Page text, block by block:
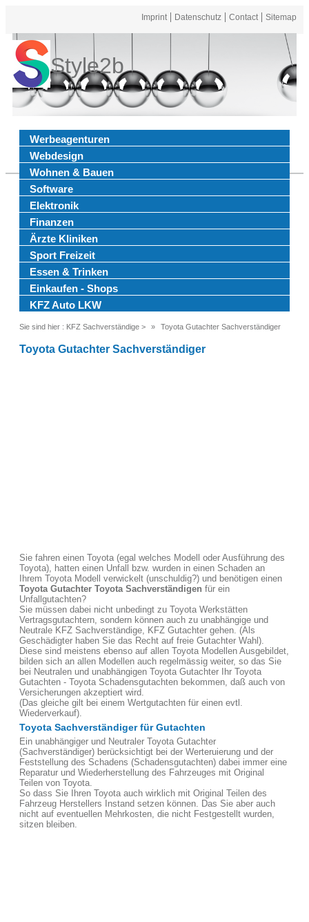
Imprint Datenschutz Contact Sitemap
Style2b
Werbeagenturen
Webdesign
Wohnen & Bauen
Software
Elektronik
Finanzen
Ärzte Kliniken
Sport Freizeit
Essen & Trinken
Einkaufen - Shops
KFZ Auto LKW
Sie sind hier : KFZ Sachverständige > Toyota Gutachter Sachverständiger
Toyota Gutachter Sachverständiger
Sie fahren einen Toyota (egal welches Modell oder Ausführung des
Toyota), hatten einen Unfall bzw. wurden in einen Schaden an
Ihrem Toyota Modell verwickelt (unschuldig?) und benötigen einen
Toyota Gutachter Toyota Sachverständigen für ein
Unfallgutachten?
Sie müssen dabei nicht unbedingt zu Toyota Werkstätten
Vertragsgutachtern, sondern können auch zu unabhängige und
Neutrale KFZ Sachverständige, KFZ Gutachter gehen. (Als
Geschädigter haben Sie das Recht auf freie Gutachter Wahl).
Diese sind meistens ebenso auf allen Toyota Modellen Ausgebildet,
bilden sich an allen Modellen auch regelmässig weiter, so das Sie
bei Neutralen und unabhängigen Toyota Gutachter Ihr Toyota
Gutachten - Toyota Schadensgutachten bekommen, daß auch von
Versicherungen akzeptiert wird.
(Das gleiche gilt bei einem Wertgutachten für einen evtl.
Wiederverkauf).
Toyota Sachverständiger für Gutachten
Ein unabhängiger und Neutraler Toyota Gutachter
(Sachverständiger) berücksichtigt bei der Werteruierung und der
Feststellung des Schadens (Schadensgutachten) dabei immer eine
Reparatur und Wiederherstellung des Fahrzeuges mit Original
Teilen von Toyota.
So dass Sie Ihren Toyota auch wirklich mit Original Teilen des
Fahrzeug Herstellers Instand setzen können. Das Sie aber auch
nicht auf eventuellen Mehrkosten, die nicht Festgestellt wurden,
sitzen bleiben.